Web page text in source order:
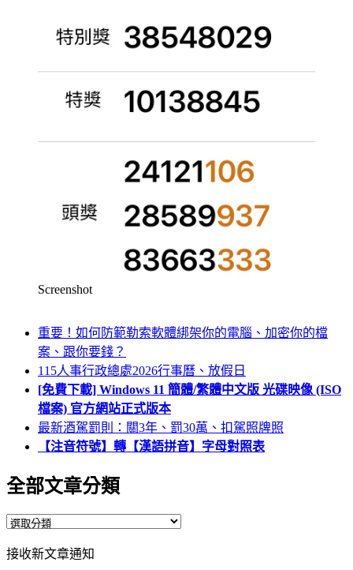
Screenshot
重要！如何防範勒索軟體綁架你的電腦、加密你的檔
案、跟你要錢？
115人事行政總處2026行事曆、放假日
[免費下載] Windows 11 簡體/繁體中文版 光碟映像 (ISO
檔案) 官方網站正式版本
最新酒駕罰則：關3年、罰30萬、扣駕照牌照
【注音符號】轉【漢語拼音】字母對照表
全部文章分類
全
文
接收新文章通知